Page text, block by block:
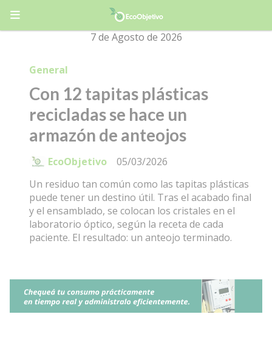
7 de Agosto de 2026
Con 12 tapitas plásticas
recicladas se hace un
armazón de anteojos
Un residuo tan común como las tapitas plásticas
puede tener un destino útil. Tras el acabado final
y el ensamblado, se colocan los cristales en el
laboratorio óptico, según la receta de cada
paciente. El resultado: un anteojo terminado.
General
05/03/2026
EcoObjetivo